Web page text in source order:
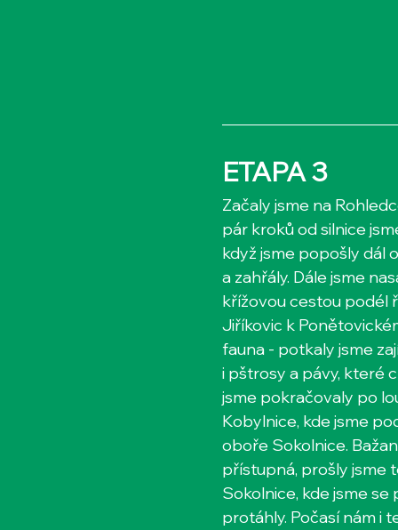
ETAPA 3
Začaly jsme na
pár kroků od silnice
když jsme popošly dál
a zahřály. Dále jsme
křížovou cestou podél
Jiříkovic k
fauna - potkaly jsme
i pštrosy a pávy, které
jsme pokračovaly po
Kobylnice, kde jsme
oboře Sokolnice.
přístupná, prošly jsme
Sokolnice, kde jsme
protáhly. Počasí nám i